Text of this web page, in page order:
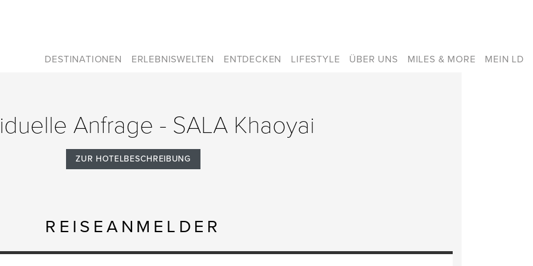
DESTINATIONEN ERLEBNISWELTEN ENTDECKEN LIFESTYLE ÜBER UNS MILES & MORE MEIN LD
Anfrage - SALA Khaoyai
ZUR HOTELBESCHREIBUNG
REISEANMELDER